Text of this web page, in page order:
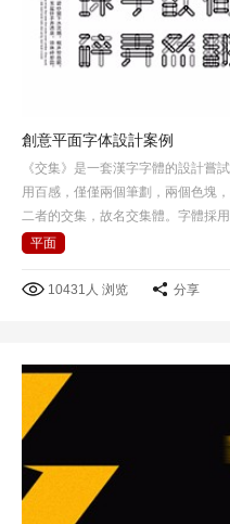
創意平面字体設計案例
《交集》是一套漢字字體的設計嘗
用百感，僅僅兩個筆劃，兩個色塊
二者的交集，故名交集體。字體採
念，在黑白灰背景下所呈現感覺也不
平面
10431人 浏览 分享